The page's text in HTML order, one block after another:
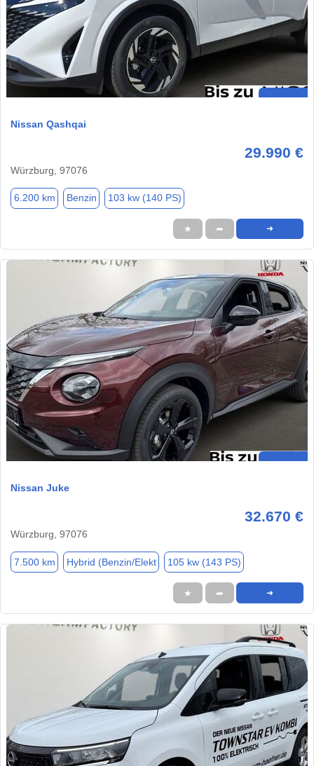
Nissan Qashqai
29.990 €
Würzburg, 97076
6.200 km Benzin 103 kw (140 PS)
★ ➦ ➜
Nissan Juke
32.670 €
Würzburg, 97076
7.500 km Hybrid (Benzin/Elekt 105 kw (143 PS)
★ ➦ ➜